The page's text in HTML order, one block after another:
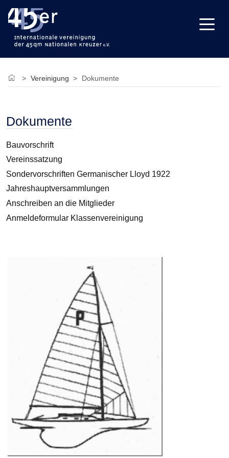
Vereinigung Dokumente
Dokumente
Bauvorschrift
Vereinssatzung
Sondervorschriften Germanischer Lloyd 1922
Jahreshauptversammlungen
Anschreiben an die Mitglieder
Anmeldeformular Klassenvereinigung